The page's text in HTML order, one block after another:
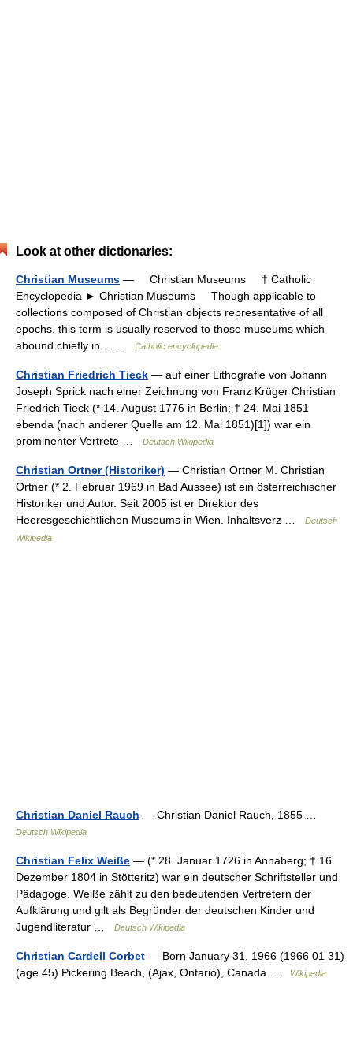
Look at other dictionaries:
Christian Museums — Christian Museums † Catholic
Encyclopedia ► Christian Museums Though applicable to
collections composed of Christian objects representative of all
epochs, this term is usually reserved to those museums which
abound chiefly in… …
Catholic encyclopedia
Christian Friedrich Tieck — auf einer Lithografie von Johann
Joseph Sprick nach einer Zeichnung von Franz Krüger Christian
Friedrich Tieck (* 14. August 1776 in Berlin; † 24. Mai 1851
ebenda (nach anderer Quelle am 12. Mai 1851)[1]) war ein
prominenter Vertrete …
Deutsch Wikipedia
Christian Ortner (Historiker) — Christian Ortner M. Christian
Ortner (* 2. Februar 1969 in Bad Aussee) ist ein österreichischer
Historiker und Autor. Seit 2005 ist er Direktor des
Heeresgeschichtlichen Museums in Wien. Inhaltsverz …
Deutsch
Wikipedia
Christian Daniel Rauch — Christian Daniel Rauch, 1855 …
Deutsch Wikipedia
Christian Felix Weiße — (* 28. Januar 1726 in Annaberg; † 16.
Dezember 1804 in Stötteritz) war ein deutscher Schriftsteller und
Pädagoge. Weiße zählt zu den bedeutenden Vertretern der
Aufklärung und gilt als Begründer der deutschen Kinder und
Jugendliteratur …
Deutsch Wikipedia
Christian Cardell Corbet — Born January 31, 1966 (1966 01 31)
(age 45) Pickering Beach, (Ajax, Ontario), Canada …
Wikipedia